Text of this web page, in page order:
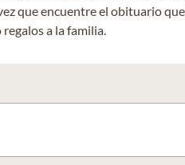
que encuentre el obituario
a la familia.